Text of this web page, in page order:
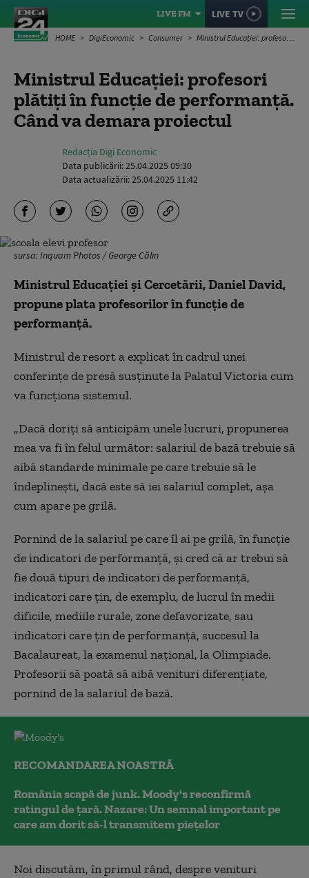
LIVE FM LIVE TV
HOME DigiEconomic Consumer Ministrul Educației: profesori plătiți în funcție de performanță. Când va demara proiectul
Ministrul Educației: profesori
plătiți în funcție de performanță.
Când va demara proiectul
Redacția Digi Economic
Data publicării:25.04.2025 09:30
Data actualizării:25.04.2025 11:42
sursa: Inquam Photos / George Călin
Ministrul Educaţiei şi Cercetării, Daniel David,
propune plata profesorilor în funcţie de
performanţă.
Ministrul de resort a explicat în cadrul unei
conferințe de presă susținute la Palatul Victoria cum
va funcționa sistemul.
„Dacă doriţi să anticipăm unele lucruri, propunerea
mea va fi în felul următor: salariul de bază trebuie să
aibă standarde minimale pe care trebuie să le
îndeplineşti, dacă este să iei salariul complet, aşa
cum apare pe grilă.
Pornind de la salariul pe care îl ai pe grilă, în funcţie
de indicatori de performanţă, şi cred că ar trebui să
fie două tipuri de indicatori de performanţă,
indicatori care ţin, de exemplu, de lucrul în medii
dificile, mediile rurale, zone defavorizate, sau
indicatori care ţin de performanţă, succesul la
Bacalaureat, la examenul naţional, la Olimpiade.
Profesorii să poată să aibă venituri diferenţiate,
pornind de la salariul de bază.
RECOMANDAREA NOASTRĂ
România scapă de junk. Moody's reconfirmă
ratingul de țară. Nazare: Un semnal important pe
care am dorit să-l transmitem piețelor
Noi discutăm, în primul rând, despre venituri